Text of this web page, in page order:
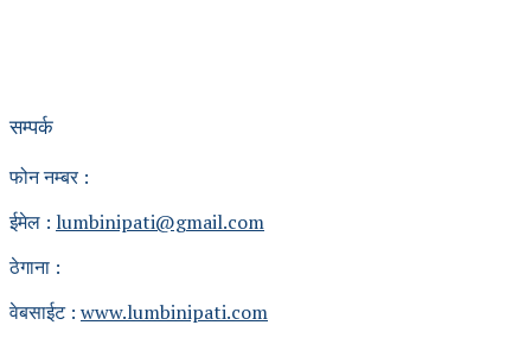
सम्पर्क
फोन नम्बर :
ईमेल : lumbinipati@gmail.com
ठेगाना :
वेबसाईट : www.lumbinipati.com